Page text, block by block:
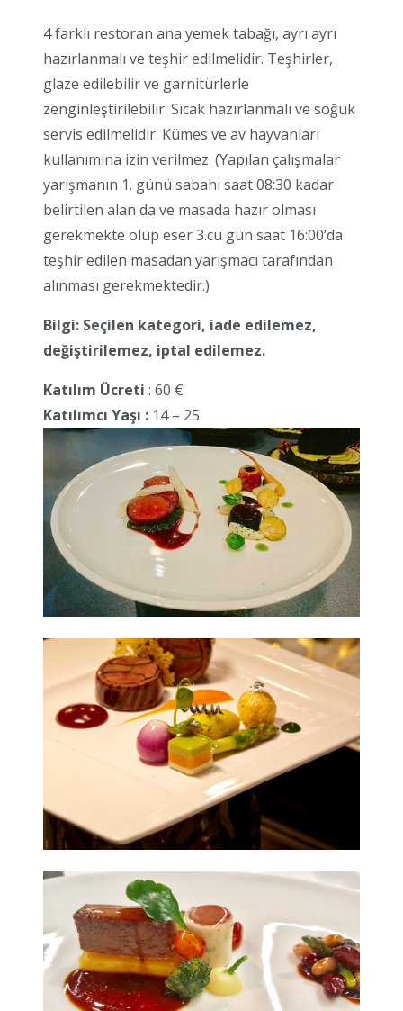
4 farklı restoran ana yemek tabağı, ayrı ayrı
hazırlanmalı ve teşhir edilmelidir. Teşhirler,
glaze edilebilir ve garnitürlerle
zenginleştirilebilir. Sıcak hazırlanmalı ve soğuk
servis edilmelidir. Kümes ve av hayvanları
kullanımına izin verilmez. (Yapılan çalışmalar
yarışmanın 1. günü sabahı saat 08:30 kadar
belirtilen alan da ve masada hazır olması
gerekmekte olup eser 3.cü gün saat 16:00’da
teşhir edilen masadan yarışmacı tarafından
alınması gerekmektedir.)
Bilgi: Seçilen kategori, iade edilemez,
değiştirilemez, iptal edilemez.
Katılım Ücreti : 60 €
Katılımcı Yaşı : 14 – 25